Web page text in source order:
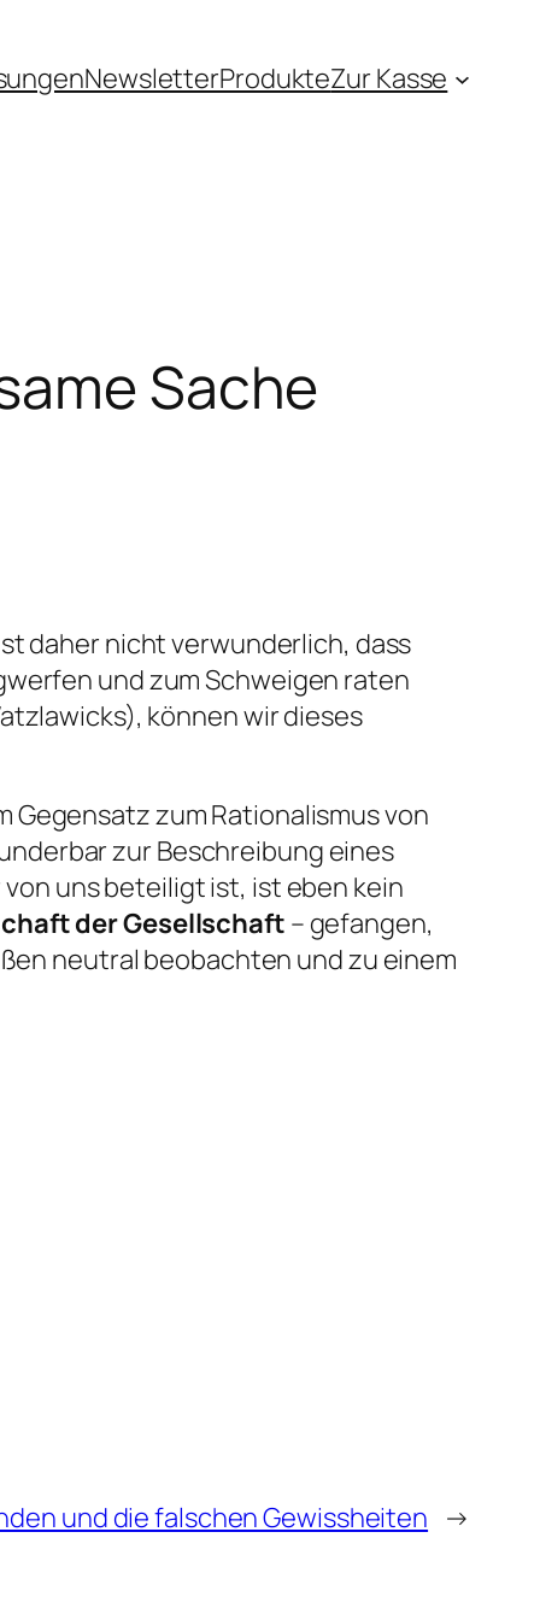
NewsletterProdukteZur Kasse
Sache
daher nicht verwunderlich, dass
und zum Schweigen raten
können wir dieses
zum Rationalismus von
zur Beschreibung eines
von uns beteiligt ist, ist eben kein
der Gesellschaft – gefangen,
neutral beobachten und zu einem
und die falschen Gewissheiten →